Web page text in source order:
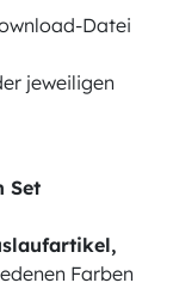
Datei
jeweiligen
Set
Farben